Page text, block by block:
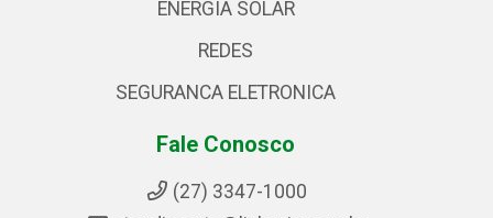
ENERGIA SOLAR
REDES
SEGURANCA ELETRONICA
Fale Conosco
(27) 3347-1000